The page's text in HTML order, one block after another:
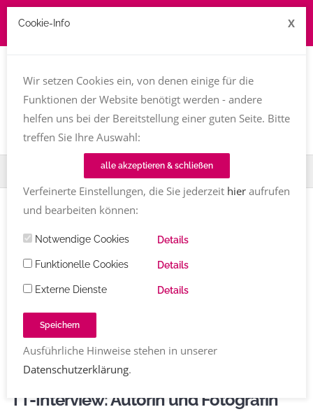
Home TT-Magazin Berufsbilder
Bücher
Alle
Einträge aus der Kategorie
AKTUELLES
TT-Interview: Autorin und Fotografin
Cookie-Info X
Wir setzen Cookies ein, von denen einige für die
Funktionen der Website benötigt werden - andere
helfen uns bei der Bereitstellung einer guten Seite. Bitte
treffen Sie Ihre Auswahl:
alle akzeptieren & schließen
Verfeinerte Einstellungen, die Sie jederzeit hieraufrufen
und bearbeiten können:
Notwendige Cookies Details
Funktionelle Cookies Details
Externe Dienste Details
Speichern
Ausführliche Hinweise stehen in unserer
Datenschutzerklärung.